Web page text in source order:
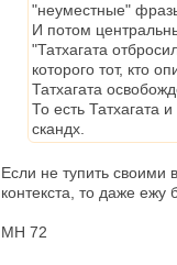
"неуместные"
И потом
"Татхагата
которого тот, кто
Татхагата
То есть Татхагата
скандх.
Если не тупить своими
контекста, то даже ежу
МН 72